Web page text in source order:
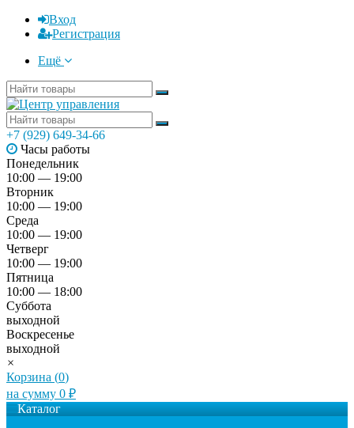
Вход
Регистрация
Ещё
+7 (929) 649-34-66
Часы работы
Понедельник
10:00 — 19:00
Вторник
10:00 — 19:00
Среда
10:00 — 19:00
Четверг
10:00 — 19:00
Пятница
10:00 — 18:00
Суббота
выходной
Воскресенье
выходной
×
Корзина (0)
на сумму 0 ₽
Каталог